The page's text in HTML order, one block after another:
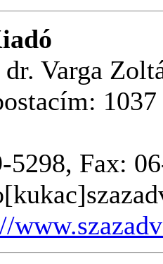
Varga
5298, Fax: